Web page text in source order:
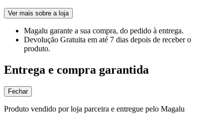
Ver mais sobre a loja
Magalu garante a sua compra, do pedido à entrega.
Devolução Gratuita em até 7 dias depois de receber o
produto.
Entrega e compra garantida
Fechar
Produto vendido por loja parceira e entregue pelo Magalu